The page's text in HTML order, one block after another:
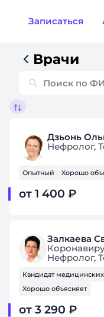
Записаться
Врачи
Дзьонь
Нефролог,
Опытный Хорошо
от 1 400 ₽
Залкаева
Нефролог,
Кандидат
Хорошо объясняет
от 3 290 ₽